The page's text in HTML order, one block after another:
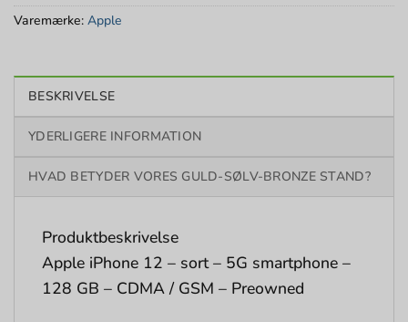
Varemærke: Apple
BESKRIVELSE
YDERLIGERE INFORMATION
HVAD BETYDER VORES GULD-SØLV-BRONZE STAND?
Produktbeskrivelse
Apple iPhone 12 – sort – 5G smartphone –
128 GB – CDMA / GSM – Preowned